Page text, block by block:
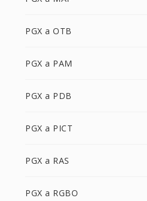
PGX a OTB
PGX a PAM
PGX a PDB
PGX a PICT
PGX a RAS
PGX a RGBO